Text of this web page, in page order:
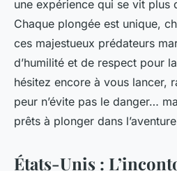
une expérience qui se vit plus
Chaque plongée est unique,
ces majestueux prédateurs
d’humilité et de respect pour
hésitez encore à vous lancer,
peur n’évite pas le danger…
prêts à plonger dans
États-Unis :